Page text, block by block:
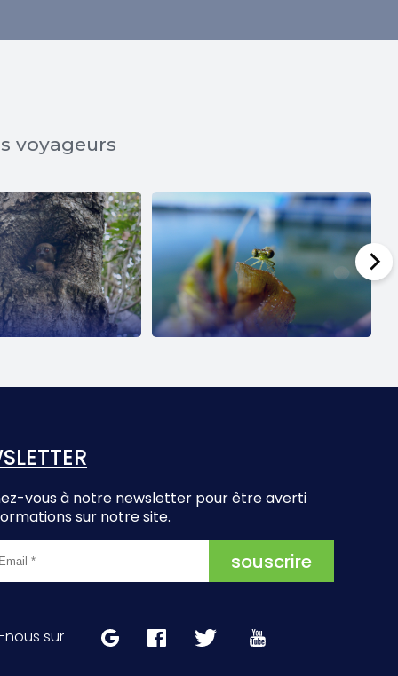
voyageurs
vous à notre newsletter pour être averti
sur notre site.
nous sur